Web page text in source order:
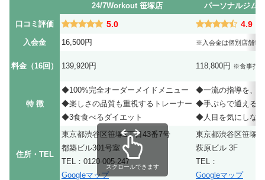
24/7Workout 笹塚店 パーソナルジム
口コミ評価 5.0 4.9
入会金 16,500円 ※入会金は個別店舗毎
料金（16回） 139,920円 118,800円 ※食事指
特 徴
◆100%完全オーダーメイドメニュー
◆楽しさの品質も重視するトレーナー
◆3食食べるダイエット
◆一流の指導を、
◆手ぶらで通える
◆人目を気にしな
住所・TEL
東京都渋谷区笹塚2丁目43番7号
都築ビル301号室
TEL：0120-005-247
Googleマップ
東京都渋谷区笹塚3
萩原ビル 3F
TEL：
Googleマップ
スクロールできます